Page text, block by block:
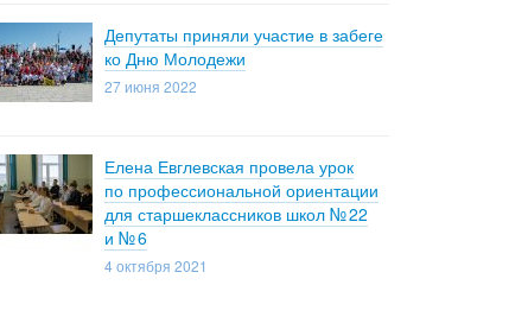
Депутаты приняли участие в забеге
ко Дню Молодежи
27 июня 2022
Елена Евглевская провела урок
по профессиональной ориентации
для старшеклассников школ № 22
и № 6
4 октября 2021